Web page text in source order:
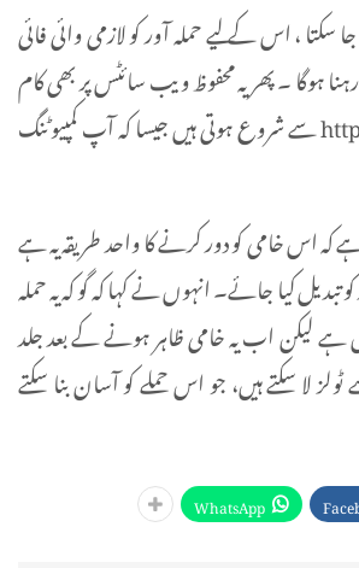
سکتا ، اس کے لیے حملہ آور کو لازمی وائی فائی
ہوگا ۔ پھر یہ محفوظ ویب سائٹس پر بھی کام
نہیں کرتا، یعنی وہ جو https سے شروع ہوتی ہیں جیسا کہ آپ کمپیوٹنگ
ہے کہ اس خامی کو دور کرنے کا واحد طریقہ یہ ہے
کو تبدیل کیا جائے۔ انہوں نے کہا کہ گو کہ یہ حملہ
ہے لیکن اب یہ خامی ظاہر ہونے کے بعد جلد
ٹولز لا سکتے ہیں، جو اس حملے کو آسان بنا سکتے
WhatsApp